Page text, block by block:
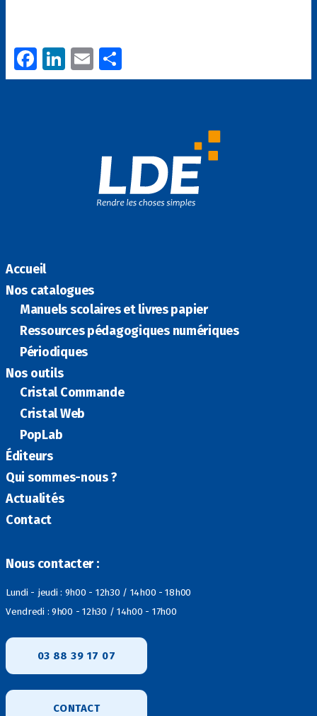
Fa
ce
Li
n
E
m ar
er
Accueil
Nos catalogues
Manuels scolaires et livres papier
Ressources pédagogiques numériques
Périodiques
Nos outils
Cristal Commande
Cristal Web
PopLab
Éditeurs
Qui sommes-nous ?
Actualités
Contact
Nous contacter :
Lundi - jeudi : 9h00 - 12h30 / 14h00 - 18h00
Vendredi : 9h00 - 12h30 / 14h00 - 17h00
03 88 39 17 07
CONTACT